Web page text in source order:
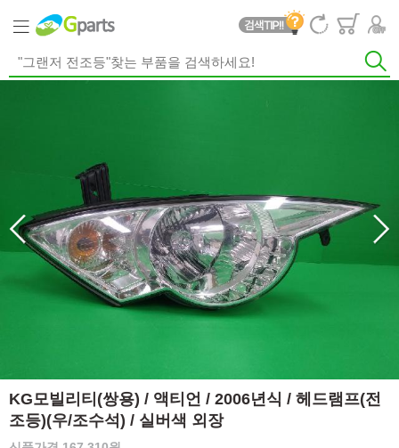
KG모빌리티(쌍용) / 액티언 / 2006년식 / 헤드램프(전
조등)(우/조수석) / 실버색 외장